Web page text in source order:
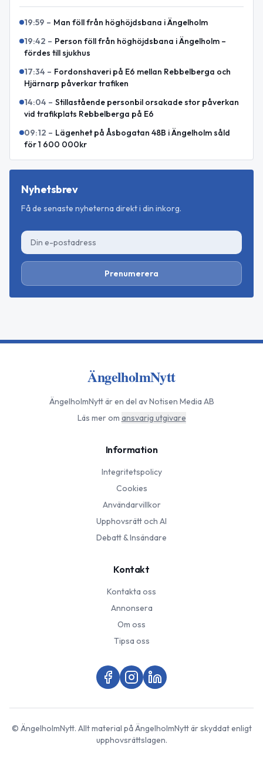
19:59 – Man föll från höghöjdsbana i Ängelholm
19:42 – Person föll från höghöjdsbana i Ängelholm –
fördes till sjukhus
17:34 – Fordonshaveri på E6 mellan Rebbelberga och
Hjärnarp påverkar trafiken
14:04 – Stillastående personbil orsakade stor påverkan
vid trafikplats Rebbelberga på E6
09:12 – Lägenhet på Åsbogatan 48B i Ängelholm såld
för 1 600 000kr
Nyhetsbrev
Få de senaste nyheterna direkt i din inkorg.
Prenumerera
ÄngelholmNytt
ÄngelholmNyttär en del av Notisen Media AB
Läs mer om ansvarig utgivare
Information
Integritetspolicy
Cookies
Användarvillkor
Upphovsrätt och AI
Debatt & Insändare
Kontakt
Kontakta oss
Annonsera
Om oss
Tipsa oss
© ÄngelholmNytt. Allt material påÄngelholmNyttär skyddat enligt
upphovsrättslagen.